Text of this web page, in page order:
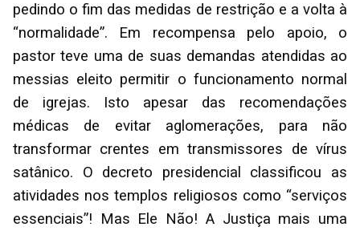
pedindo o fim das medidas de restrição e a volta à
“normalidade”. Em recompensa pelo apoio, o
pastor teve uma de suas demandas atendidas ao
messias eleito permitir o funcionamento normal
de igrejas. Isto apesar das recomendações
médicas de evitar aglomerações, para não
transformar crentes em transmissores de vírus
satânico. O decreto presidencial classificou as
atividades nos templos religiosos como “serviços
essenciais”! Mas Ele Não! A Justiça mais uma